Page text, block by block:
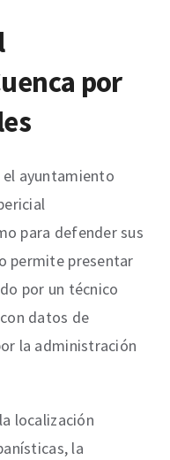
por
el ayuntamiento
para defender sus
permite presentar
por un técnico
datos de
la administración
localización
la